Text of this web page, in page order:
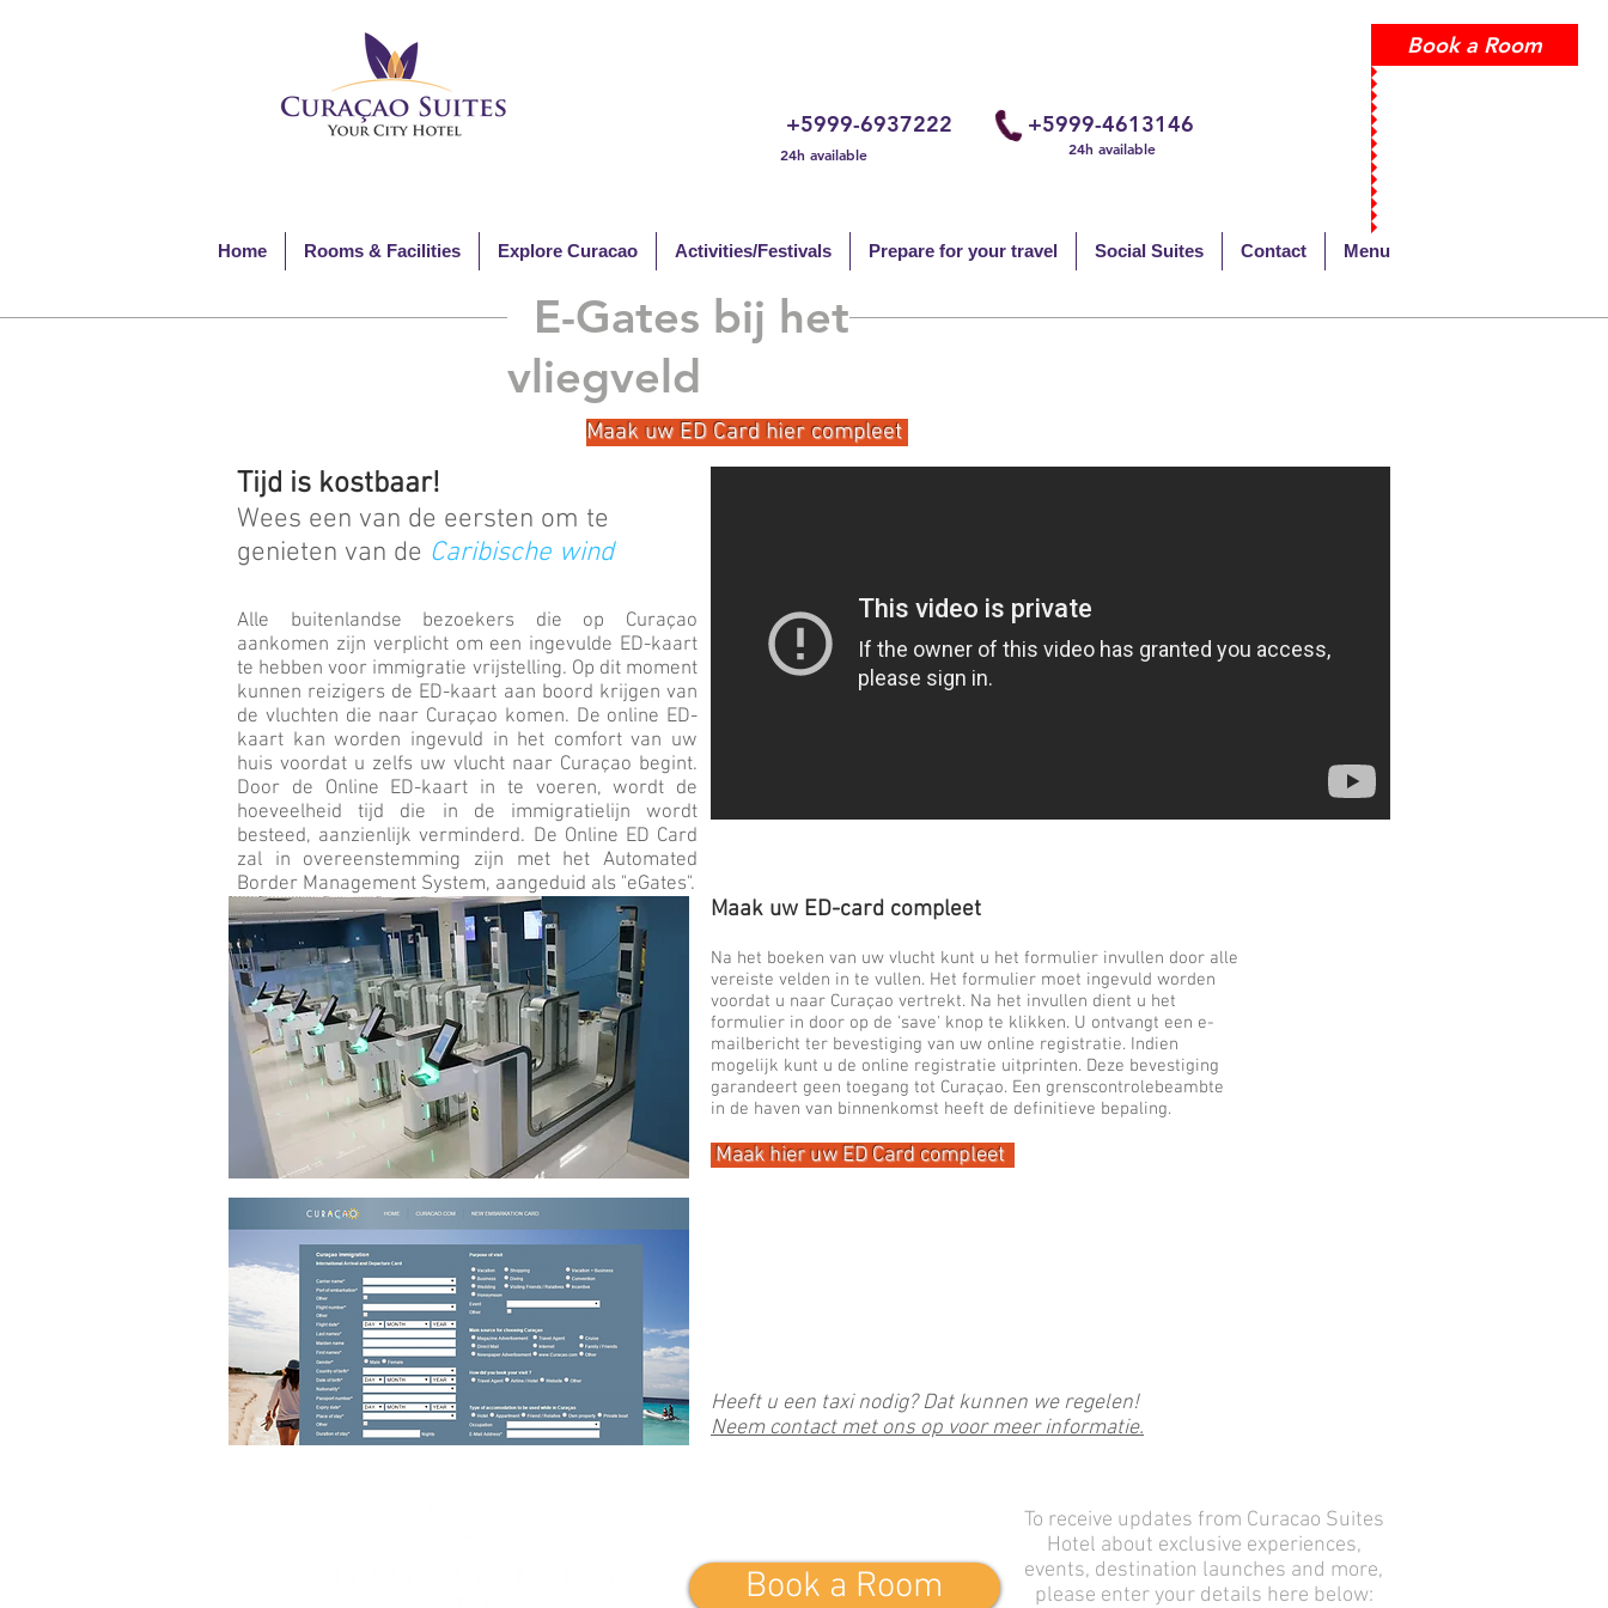
Book a Room
+5999-6937222
24h available
+5999-4613146
24h available
Home Rooms & Facilities Explore Curacao Activities/Festivals Prepare for your travel Social Suites Contact Menu
E-Gates bij het
vliegveld
Maak uw ED Card hier compleet
Tijd is kostbaar!
Wees een van de eersten om te
genieten van de Caribische wind
Alle buitenlandse bezoekers die op Curaçao
aankomen zijn verplicht om een ingevulde ED-kaart
te hebben voor immigratie vrijstelling. Op dit moment
kunnen reizigers de ED-kaart aan boord krijgen van
de vluchten die naar Curaçao komen. De online ED-
kaart kan worden ingevuld in het comfort van uw
huis voordat u zelfs uw vlucht naar Curaçao begint.
Door de Online ED-kaart in te voeren, wordt de
hoeveelheid tijd die in de immigratielijn wordt
besteed, aanzienlijk verminderd. De Online ED Card
zal in overeenstemming zijn met het Automated
Border Management System, aangeduid als "eGates".
Maak uw ED-card compleet
Na het boeken van uw vlucht kunt u het formulier invullen door alle
vereiste velden in te vullen. Het formulier moet ingevuld worden
voordat u naar Curaçao vertrekt. Na het invullen dient u het
formulier in door op de 'save' knop te klikken. U ontvangt een e-
mailbericht ter bevestiging van uw online registratie. Indien
mogelijk kunt u de online registratie uitprinten. Deze bevestiging
garandeert geen toegang tot Curaçao. Een grenscontrolebeambte
in de haven van binnenkomst heeft de definitieve bepaling.
Maak hier uw ED Card compleet
Heeft u een taxi nodig? Dat kunnen we regelen!
Neem contact met ons op voor meer informatie.
Book a Room
To receive updates from Curacao Suites
Hotel about exclusive experiences,
events, destination launches and more,
please enter your details here below: